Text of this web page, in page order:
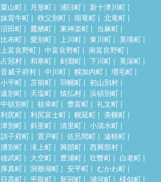
栗山町
月形町 浦臼町
新十津川町
妹背牛町
秩父別町 雨竜町
北竜町
沼田町
鷹栖町 東神楽町
当麻町
比布町
愛別町 上川町 東川町
美瑛町
上富良野町
中富良野町
南富良野町
占冠村
和寒町 剣淵町 下川町
美深町
音威子府村
中川町 幌加内町
増毛町
小平町
苫前町 羽幌町
初山別村
遠別町
天塩町 猿払村
浜頓別町
中頓別町
枝幸町 豊富町
礼文町
利尻町
利尻富士町 幌延町
美幌町
津別町
斜里町 清里町
小清水町
訓子府町
置戸町 佐呂間町
遠軽町
湧別町
滝上町 興部町
西興部村
雄武町
大空町 豊浦町 壮瞥町
白老町
厚真町
洞爺湖町 安平町
むかわ町
日高町
平取町 新冠町 浦河町
様似町